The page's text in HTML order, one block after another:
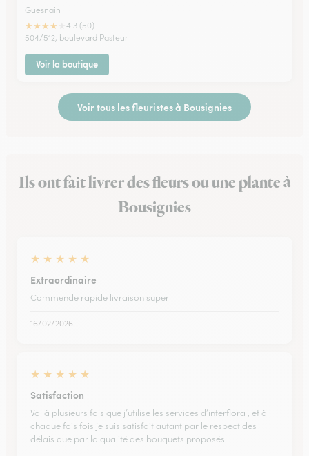
Guesnain
★★★★
4.3 (50)
504/512, boulevard Pasteur
Voir la boutique
Voir tous les fleuristes à Bousignies
Ils ont fait livrer des fleurs ou une plante à
Bousignies
★ ★ ★ ★ ★
Extraordinaire
Commende rapide livraison super
16/02/2026
★ ★ ★ ★ ★
Satisfaction
Voilà plusieurs fois que j’utilise les services d’interflora , et à
chaque fois fois je suis satisfait autant par le respect des
délais que par la qualité des bouquets proposés.